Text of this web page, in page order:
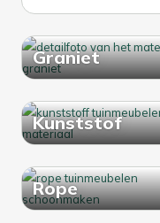
Graniet
Kunststof
Rope